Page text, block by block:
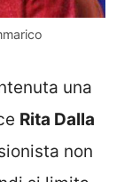
una
Rita Dalla
non